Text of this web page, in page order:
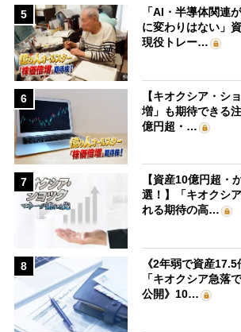
5
「AI・半導体関連
に変わりはない」
現役トレー…
6
【キオクシア・シ
増」も期待できる
億円超・…
7
【資産10億円超・
選！】「キオクシ
れる期待の高…
8
《2年弱で資産
「キオクシア急落
公開》10…